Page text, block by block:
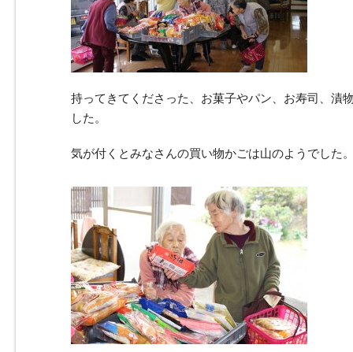
持ってきてくださった、お菓子やパン、お寿司、漬
した。
気が付くとみなさんの買い物かごは山のようでした